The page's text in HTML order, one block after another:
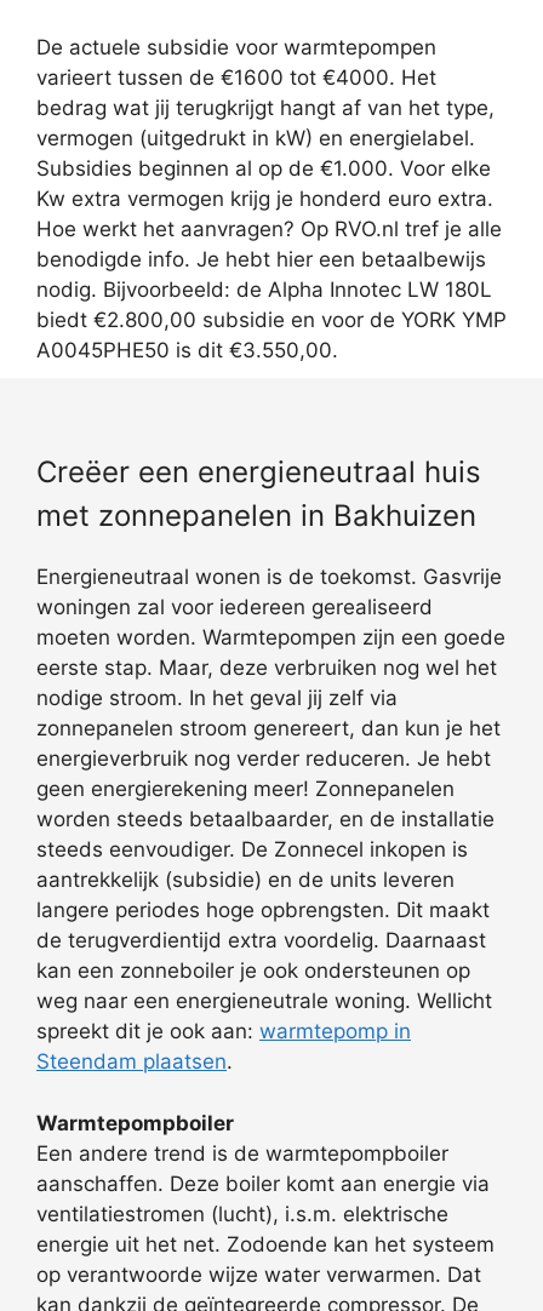
De actuele subsidie voor warmtepompen
varieert tussen de €1600 tot €4000. Het
bedrag wat jij terugkrijgt hangt af van het type,
vermogen (uitgedrukt in kW) en energielabel.
Subsidies beginnen al op de €1.000. Voor elke
Kw extra vermogen krijg je honderd euro extra.
Hoe werkt het aanvragen? Op RVO.nl tref je alle
benodigde info. Je hebt hier een betaalbewijs
nodig. Bijvoorbeeld: de Alpha Innotec LW 180L
biedt €2.800,00 subsidie en voor de YORK YMP
A0045PHE50 is dit €3.550,00.
Creëer een energieneutraal huis
met zonnepanelen in Bakhuizen
Energieneutraal wonen is de toekomst. Gasvrije
woningen zal voor iedereen gerealiseerd
moeten worden. Warmtepompen zijn een goede
eerste stap. Maar, deze verbruiken nog wel het
nodige stroom. In het geval jij zelf via
zonnepanelen stroom genereert, dan kun je het
energieverbruik nog verder reduceren. Je hebt
geen energierekening meer! Zonnepanelen
worden steeds betaalbaarder, en de installatie
steeds eenvoudiger. De Zonnecel inkopen is
aantrekkelijk (subsidie) en de units leveren
langere periodes hoge opbrengsten. Dit maakt
de terugverdientijd extra voordelig. Daarnaast
kan een zonneboiler je ook ondersteunen op
weg naar een energieneutrale woning. Wellicht
spreekt dit je ook aan: warmtepomp in
Steendam plaatsen.
Warmtepompboiler
Een andere trend is de warmtepompboiler
aanschaffen. Deze boiler komt aan energie via
ventilatiestromen (lucht), i.s.m. elektrische
energie uit het net. Zodoende kan het systeem
op verantwoorde wijze water verwarmen. Dat
kan dankzij de geïntegreerde compressor. De